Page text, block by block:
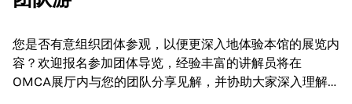
您是否有意组织团体参观，以便更深入地体验本馆的展览内
容？欢迎报名参加团体导览，经验丰富的讲解员将在
OMCA展厅内与您的团队分享见解，并协助大家深入理解